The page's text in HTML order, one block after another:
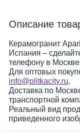
Описание
Керамогранит
Испания –
телефону в Москве
Для оптовых
info@plitkacity.ru.
Доставка по
транспортной
Реальный вид
приведенного